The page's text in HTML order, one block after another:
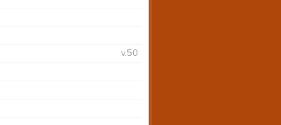
v.50